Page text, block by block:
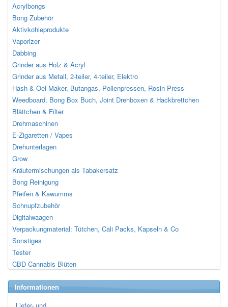
Acrylbongs
Bong Zubehör
Aktivkohleprodukte
Vaporizer
Dabbing
Grinder aus Holz & Acryl
Grinder aus Metall, 2-teiler, 4-teiler, Elektro
Hash & Oel Maker, Butangas, Pollenpressen, Rosin Press
Weedboard, Bong Box Buch, Joint Drehboxen & Hackbrettchen
Blättchen & Filter
Drehmaschinen
E-Zigaretten / Vapes
Drehunterlagen
Grow
Kräutermischungen als Tabakersatz
Bong Reinigung
Pfeifen & Kawumms
Schnupfzubehör
Digitalwaagen
Verpackungmaterial: Tütchen, Cali Packs, Kapseln & Co
Sonstiges
Tester
CBD Cannabis Blüten
Informationen